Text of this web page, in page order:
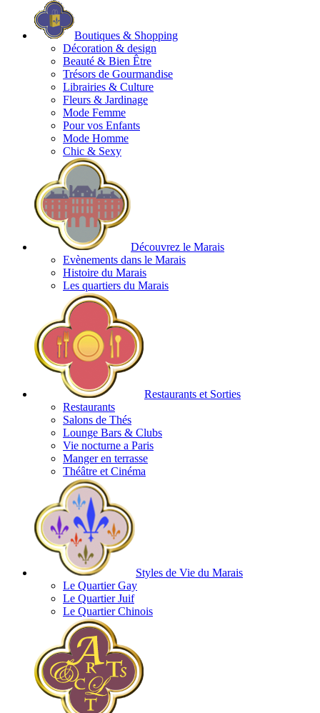
Boutiques & Shopping
Décoration & design
Beauté & Bien Être
Trésors de Gourmandise
Librairies & Culture
Fleurs & Jardinage
Mode Femme
Pour vos Enfants
Mode Homme
Chic & Sexy
Découvrez le Marais
Evènements dans le Marais
Histoire du Marais
Les quartiers du Marais
Restaurants et Sorties
Restaurants
Salons de Thés
Lounge Bars & Clubs
Vie nocturne a Paris
Manger en terrasse
Théâtre et Cinéma
Styles de Vie du Marais
Le Quartier Gay
Le Quartier Juif
Le Quartier Chinois